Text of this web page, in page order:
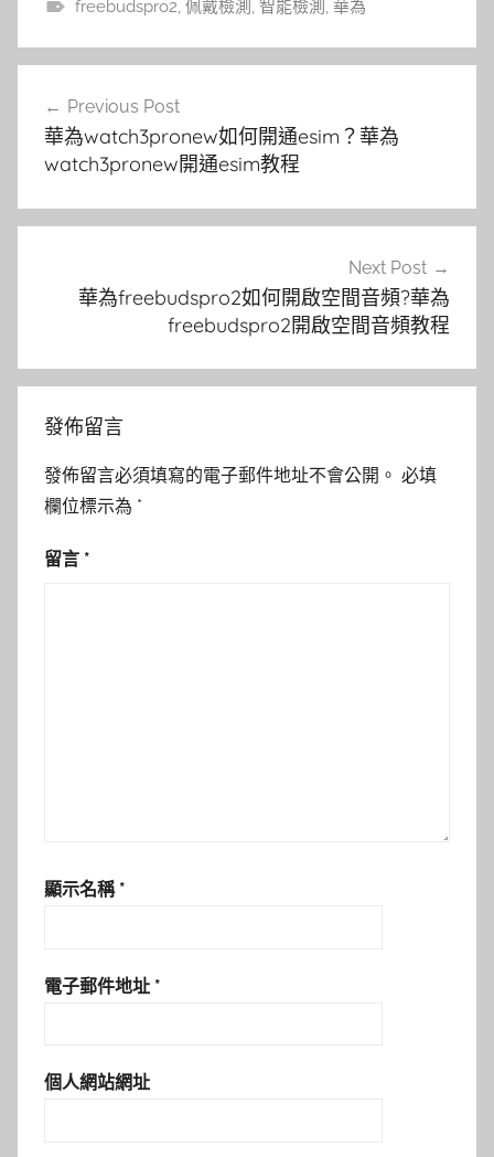
freebudspro2, 佩戴檢測 , 智能檢測 , 華為
導
覽
Previous Post
華為watch3pronew如何開通esim？華為
watch3pronew開通esim教程
Next Post
華為freebudspro2如何開啟空間音頻?華為
freebudspro2開啟空間音頻教程
發佈留言
發佈留言必須填寫的電子郵件地址不會公開。 必填
欄位標示為 *
留言 *
顯示名稱 *
電子郵件地址 *
個人網站網址